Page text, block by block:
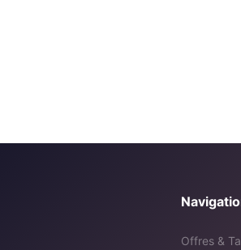
Offres &